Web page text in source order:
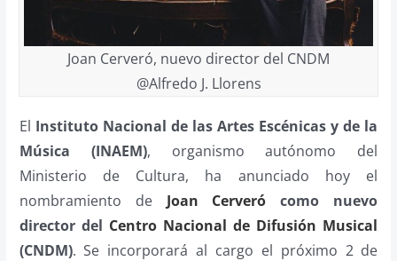
Joan Cerveró, nuevo director del CNDM
@Alfredo J. Llorens
El Instituto Nacional de las Artes Escénicas y de la
Música (INAEM), organismo autónomo del
Ministerio de Cultura, ha anunciado hoy el
nombramiento de Joan Cerveró como nuevo
director del Centro Nacional de Difusión Musical
(CNDM). Se incorporará al cargo el próximo 2 de